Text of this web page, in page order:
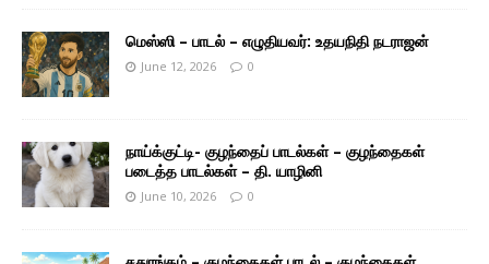
மெஸ்ஸி – பாடல் – எழுதியவர்: உதயநிதி நடராஜன்
June 12, 2026 0
நாய்க்குட்டி- குழந்தைப் பாடல்கள் – குழந்தைகள்
படைத்த பாடல்கள் – தி. யாழினி
June 10, 2026 0